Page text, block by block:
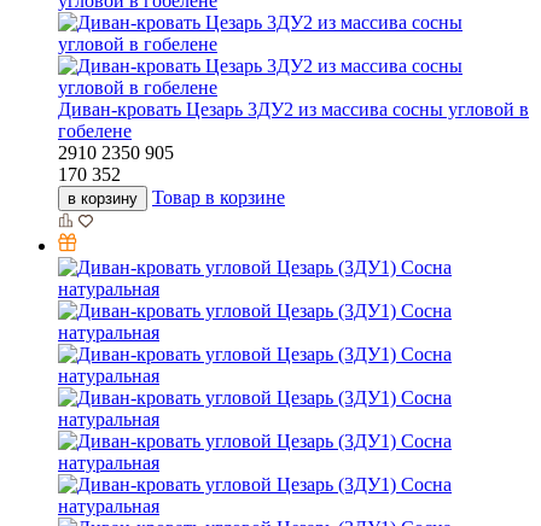
Диван-кровать Цезарь 3ДУ2 из массива сосны угловой в
гобелене
2910 2350 905
170 352
в корзину Товар в корзине